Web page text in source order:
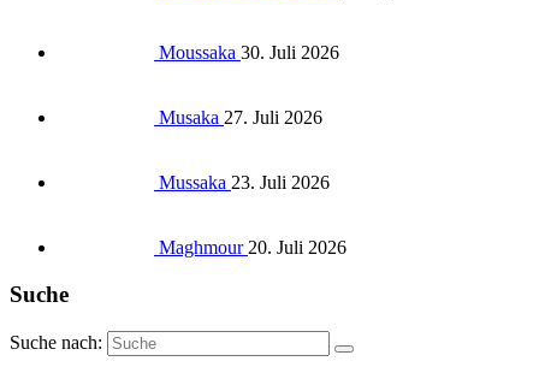
Moussaka 30. Juli 2026
Musaka 27. Juli 2026
Mussaka 23. Juli 2026
Maghmour20. Juli 2026
Suche
Suche nach: